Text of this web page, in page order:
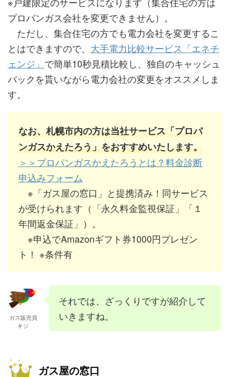
プロパンガス会社を変更できません）。
ただし、集合住宅の方でも電力会社を変更するこ
とはできますので、 大手電力比較サービス「エネチ
ェンジ」 で簡単10秒見積比較し、独自のキャッシュ
バックを貰いながら電力会社の変更をオススメしま
す。
なお、札幌市内の方は当社サービス「プロパ
ンガスかえたろう」をおすすめいたします。
＞＞プロパンガスかえたろうとは？料金診断
申込みフォーム
※「ガス屋の窓口」と提携済み！同サービス
が受けられます（「永久料金監視保証」「１
年間返金保証」）。
※申込でAmazonギフト券1000円プレゼン
ト！ ※条件有
ガス販売員
キジ
それでは、ざっくりですが紹介して
いきますね。
ガス屋の窓口